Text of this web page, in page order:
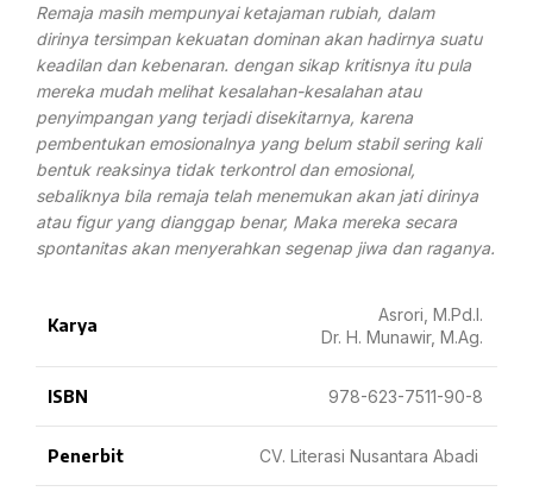
Remaja masih mempunyai ketajaman rubiah, dalam
dirinya tersimpan kekuatan dominan akan hadirnya suatu
keadilan dan kebenaran. dengan sikap kritisnya itu pula
mereka mudah melihat kesalahan-kesalahan atau
penyimpangan yang terjadi disekitarnya, karena
pembentukan emosionalnya yang belum stabil sering kali
bentuk reaksinya tidak terkontrol dan emosional,
sebaliknya bila remaja telah menemukan akan jati dirinya
atau figur yang dianggap benar, Maka mereka secara
spontanitas akan menyerahkan segenap jiwa dan raganya.
Karya
Asrori, M.Pd.I.
Dr. H. Munawir, M.Ag.
ISBN 978-623-7511-90-8
Penerbit CV. Literasi Nusantara Abadi